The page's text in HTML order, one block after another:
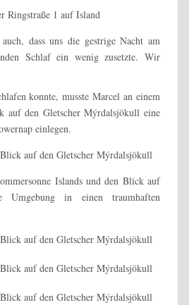
dass uns die gestrige Nacht am
Schlaf ein wenig zusetzte. Wir
konnte, musste Marcel an einem
auf den Gletscher Mýrdalsjökull eine
einlegen.
Islands und den Blick auf
in einen traumhaften